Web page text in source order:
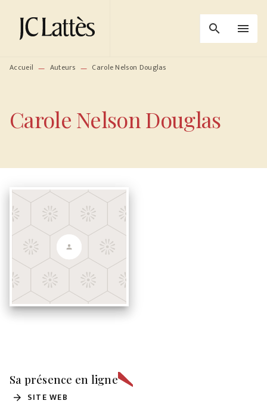
MENU RECHERCHE
PIED DE PAGE
search menu
Accueil — Auteurs — Carole Nelson Douglas
Carole Nelson Douglas
Sa présence en ligne
arrow_forward SITE WEB